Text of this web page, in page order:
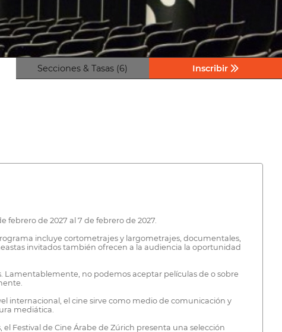
Secciones & Tasas (6) Inscribir
febrero de 2027 al 7 de febrero de 2027.
incluye cortometrajes y largometrajes, documentales,
invitados también ofrecen a la audiencia la oportunidad
no podemos aceptar películas de o sobre
internacional, el cine sirve como medio de comunicación y
mediática.
Festival de Cine Árabe de Zúrich presenta una selección